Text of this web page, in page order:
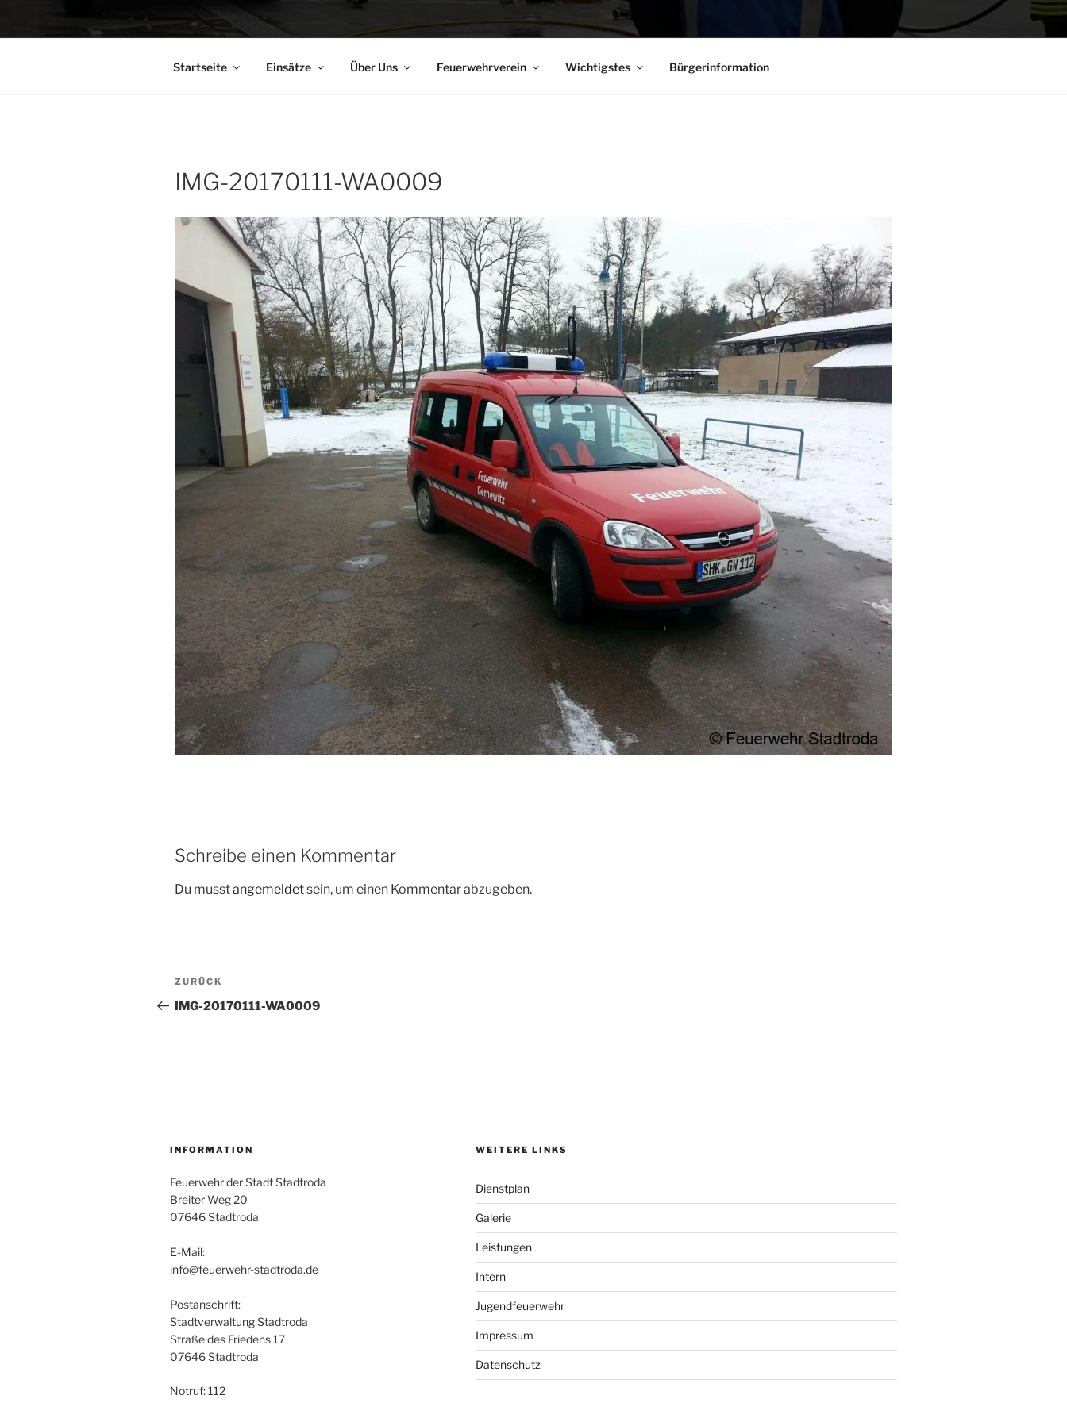
Startseite Einsätze Über Uns Feuerwehrverein Wichtigstes Bürgerinformation
IMG-20170111-WA0009
Schreibe einen Kommentar
Du musstangemeldetsein, um einen Kommentar abzugeben.
Beitragsnavigation
Vorheriger
Beitrag
ZURÜCK
IMG-20170111-WA0009
INFORMATION
Feuerwehr der Stadt Stadtroda
Breiter Weg 20
07646 Stadtroda
E-Mail:
info@feuerwehr-stadtroda.de
Postanschrift:
Stadtverwaltung Stadtroda
Straße des Friedens 17
07646 Stadtroda
Notruf: 112
WEITERE LINKS
Dienstplan
Galerie
Leistungen
Intern
Jugendfeuerwehr
Impressum
Datenschutz